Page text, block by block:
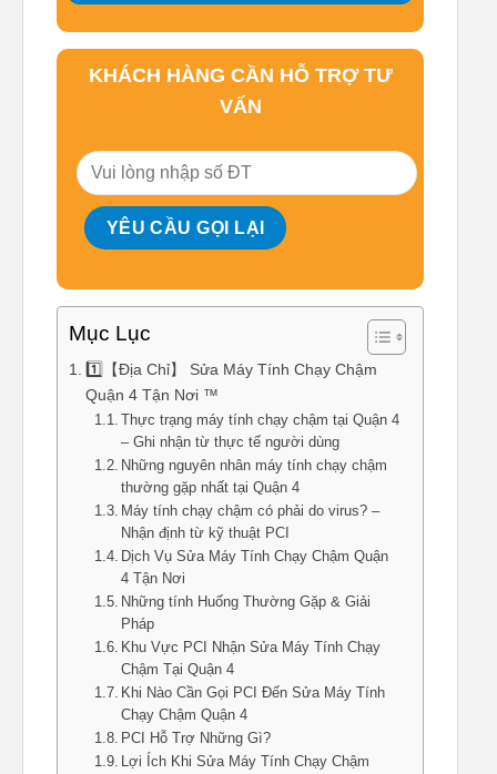
KHÁCH HÀNG CẦN HỖ TRỢ TƯ
VẤN
Mục Lục
1️⃣【Địa Chỉ】 Sửa Máy Tính Chạy Chậm
Quận 4 Tận Nơi ™
Thực trạng máy tính chạy chậm tại Quận 4
– Ghi nhận từ thực tế người dùng
Những nguyên nhân máy tính chạy chậm
thường gặp nhất tại Quận 4
Máy tính chạy chậm có phải do virus? –
Nhận định từ kỹ thuật PCI
Dịch Vụ Sửa Máy Tính Chạy Chậm Quận
4 Tận Nơi
Những tính Huống Thường Gặp & Giải
Pháp
Khu Vực PCI Nhận Sửa Máy Tính Chạy
Chậm Tại Quận 4
Khi Nào Cần Gọi PCI Đến Sửa Máy Tính
Chạy Chậm Quận 4
PCI Hỗ Trợ Những Gì?
Lợi Ích Khi Sửa Máy Tính Chạy Chậm